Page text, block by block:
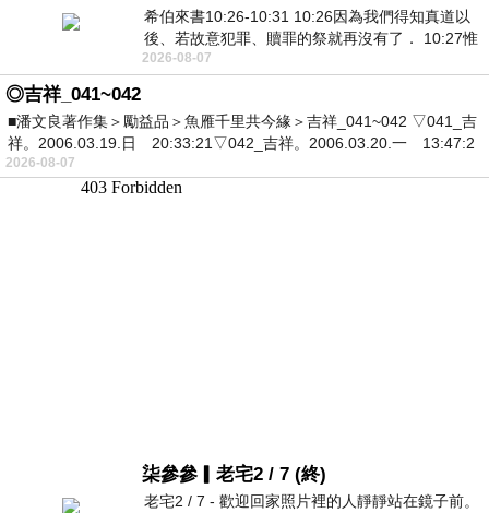
希伯來書10:26-10:31 10:26因為我們得知真道以
後、若故意犯罪、贖罪的祭就再沒有了． 10:27惟
有戰懼等候審判和那燒滅眾敵人的烈火
2026-08-07
◎吉祥_041~042
■潘文良著作集＞勵益品＞魚雁千里共今緣＞吉祥_041~042 ▽041_吉
祥。2006.03.19.日 20:33:21▽042_吉祥。2006.03.20.一 13:47:2
2026-08-07
柒參參▎老宅2 / 7 (終)
老宅2 / 7 - 歡迎回家照片裡的人靜靜站在鏡子前。